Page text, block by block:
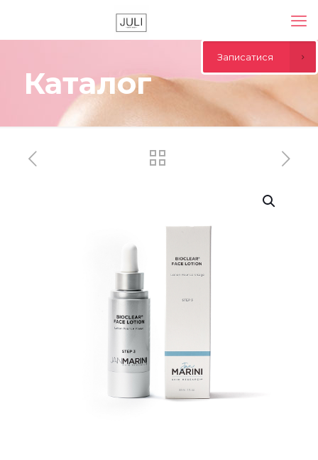
Каталог
Записатися